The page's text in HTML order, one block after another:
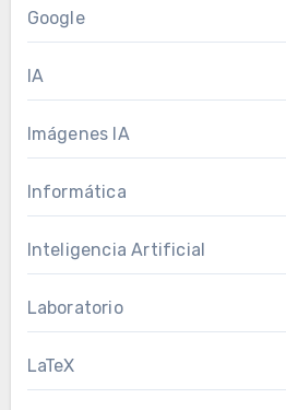
Google
IA
Imágenes IA
Informática
Inteligencia Artificial
Laboratorio
LaTeX